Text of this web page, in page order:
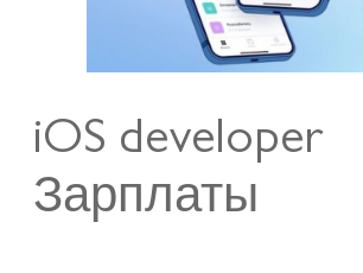
iOS developer
Зарплаты